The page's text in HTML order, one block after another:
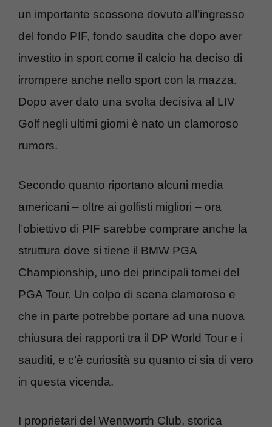
un importante scossone dovuto all’ingresso
del fondo PIF, fondo saudita che dopo aver
investito in sport come il calcio ha deciso di
irrompere anche nello sport con la mazza.
Dopo aver dato una svolta decisiva al LIV
Golf negli ultimi giorni è nato un clamoroso
rumors.
Secondo quanto riportano alcuni media
americani – oltre ai golfisti migliori – ora
l’obiettivo di PIF sarebbe comprare anche la
struttura dove si tiene il BMW PGA
Championship, uno dei principali tornei del
PGA Tour. Un colpo di scena clamoroso e
che in parte potrebbe portare ad una nuova
chiusura dei rapporti tra il DP World Tour e i
sauditi, e c’è curiosità su quanto ci sia di vero
in questa vicenda.
I proprietari del Wentworth Club, storica